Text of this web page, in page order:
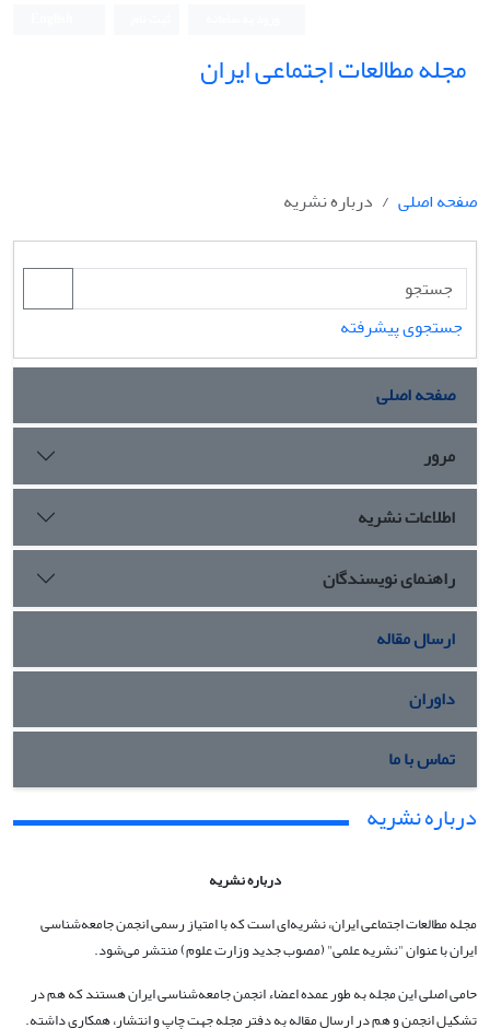
مجله مطالعات اجتماعی ایران
صفحه اصلی درباره نشریه
جستجوی پیشرفته
صفحه اصلی
مرور
اطلاعات نشریه
راهنمای نویسندگان
ارسال مقاله
داوران
تماس با ما
درباره نشریه
درباره نشریه
مجله مطالعات اجتماعی ایران، نشریه‌ای است که با امتیاز رسمی انجمن جامعه‌شناسی
ایران با عنوان "نشریه علمی" (مصوب جدید وزارت علوم) منتشر می‌شود.
حامی اصلی این مجله به طور عمده اعضاء انجمن جامعه‌شناسی ایران هستند که هم در
تشکیل انجمن و هم در ارسال مقاله به دفتر مجله جهت چاپ و انتشار، همکاری داشته.